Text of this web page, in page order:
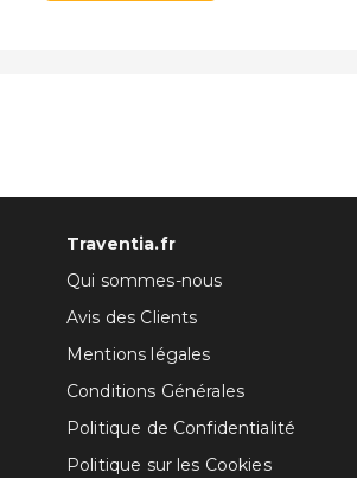
Traventia.fr
Qui sommes-nous
Avis des Clients
Mentions légales
Conditions Générales
Politique de Confidentialité
Politique sur les Cookies